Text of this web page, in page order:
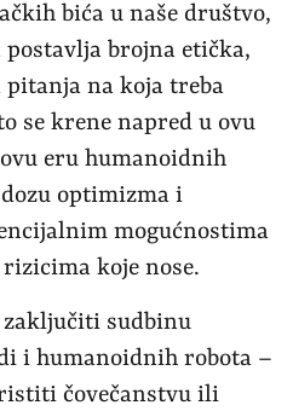
bića u naše društvo,
brojna etička,
pitanja na koja treba
se krene napred u ovu
eru humanoidnih
optimizma i
mogućnostima
koje nose.
zaključiti sudbinu
i humanoidnih robota –
čovečanstvu ili